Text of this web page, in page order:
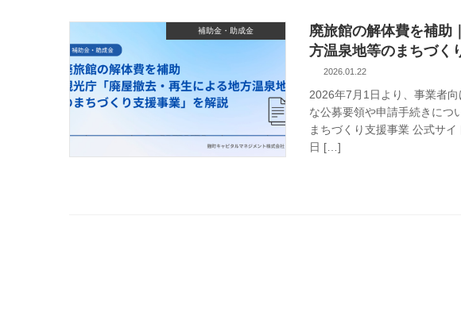
補助金・助成金
廃旅館の解体費を補助
方温泉地等のまちづく
2026.01.22
2026年7月1日より、事業者
な公募要領や申請手続きにつ
まちづくり支援事業 公式サ
日 […]